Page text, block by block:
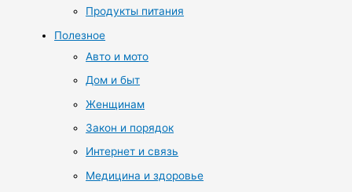
Продукты питания
Полезное
Авто и мото
Дом и быт
Женщинам
Закон и порядок
Интернет и связь
Медицина и здоровье